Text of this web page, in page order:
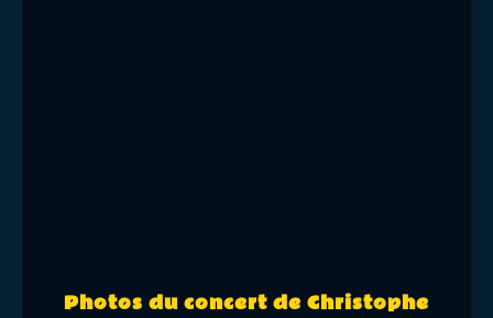
Photos du concert de Christophe